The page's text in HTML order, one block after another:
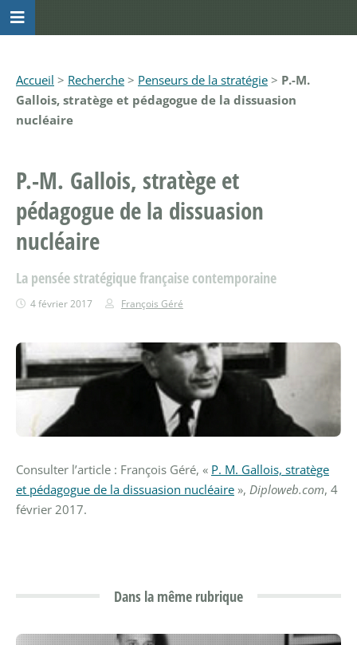
Accueil > Recherche > Penseurs de la stratégie > P.-M.
Gallois, stratège et pédagogue de la dissuasion
nucléaire
P.-M. Gallois, stratège et
pédagogue de la dissuasion
nucléaire
La pensée stratégique française contemporaine
4 février 2017 François Géré
Consulter l’article : François Géré, « P. M. Gallois, stratège
et pédagogue de la dissuasion nucléaire », Diploweb.com, 4
février 2017.
Dans la même rubrique